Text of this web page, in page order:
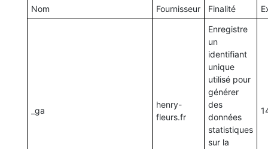
Nom
Fournisseur Finalité
_ga
henry-
fleurs.fr
Enregistre
un
identifiant
unique
utilisé pour
générer
des
données
statistiques
sur la